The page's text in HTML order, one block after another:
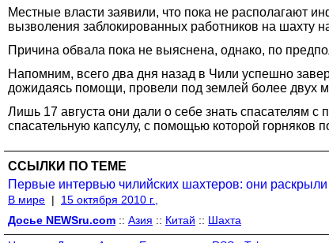
Местные власти заявили, что пока не располагают
вызволения заблокированных работников на шахту
Причина обвала пока не выяснена, однако, по
Напомним, всего два дня назад в Чили успешно
дожидаясь помощи, провели под землей более двух
Лишь 17 августа они дали о себе знать спасателям
спасательную капсулу, с помощью которой горняков
ССЫЛКИ ПО ТЕМЕ
Первые интервью чилийских шахтеров: они
В мире |
15 октября 2010 г.,
Досье NEWSru.com :: Азия :: Китай :: Шахта